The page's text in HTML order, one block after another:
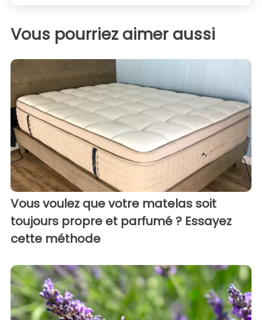
Vous pourriez aimer aussi
Vous voulez que votre matelas soit
toujours propre et parfumé ? Essayez
cette méthode